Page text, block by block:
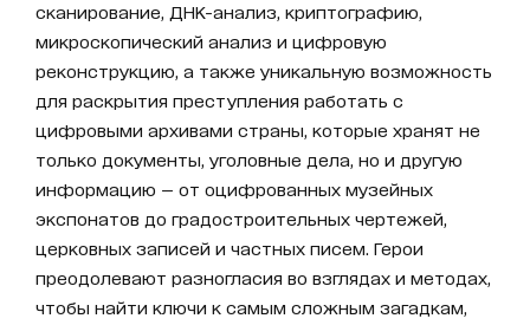
сканирование, ДНК-анализ, криптографию,
микроскопический анализ и цифровую
реконструкцию, а также уникальную возможность
для раскрытия преступления работать с
цифровыми архивами страны, которые хранят не
только документы, уголовные дела, но и другую
информацию — от оцифрованных музейных
экспонатов до градостроительных чертежей,
церковных записей и частных писем. Герои
преодолевают разногласия во взглядах и методах,
чтобы найти ключи к самым сложным загадкам,